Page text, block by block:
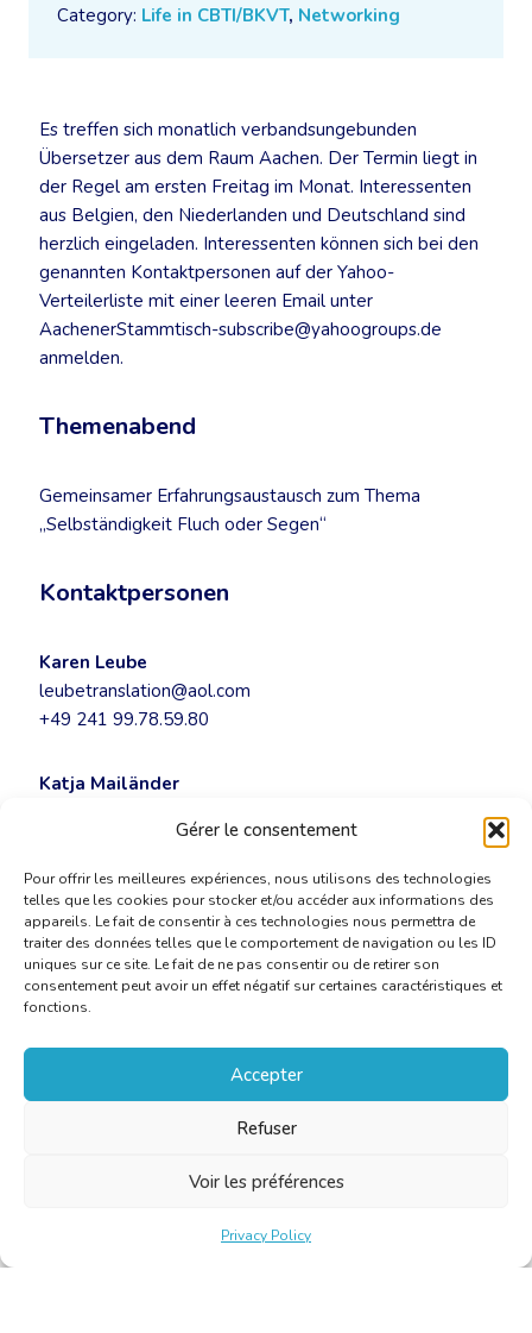
Gérer le consentement
Pour offrir les meilleures expériences, nous utilisons des technologies
telles que les cookies pour stocker et/ou accéder aux informations des
appareils. Le fait de consentir à ces technologies nous permettra de
traiter des données telles que le comportement de navigation ou les ID
uniques sur ce site. Le fait de ne pas consentir ou de retirer son
consentement peut avoir un effet négatif sur certaines caractéristiques et
fonctions.
Accepter
Refuser
Voir les préférences
Privacy Policy
Category: Life in CBTI/BKVT, Networking
Es treffen sich monatlich verbandsungebunden
Übersetzer aus dem Raum Aachen. Der Termin liegt in
der Regel am ersten Freitag im Monat. Interessenten
aus Belgien, den Niederlanden und Deutschland sind
herzlich eingeladen. Interessenten können sich bei den
genannten Kontaktpersonen auf der Yahoo-
Verteilerliste mit einer leeren Email unter
AachenerStammtisch-subscribe@yahoogroups.de
anmelden.
Themenabend
Gemeinsamer Erfahrungsaustausch zum Thema
„Selbständigkeit Fluch oder Segen“
Kontaktpersonen
Karen Leube
leubetranslation@aol.com
+49 241 99.78.59.80
Katja Mailänder